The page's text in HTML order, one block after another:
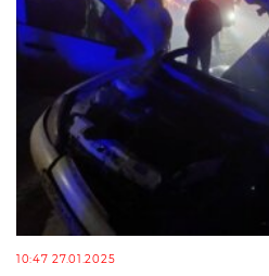
10:47 27.01.2025